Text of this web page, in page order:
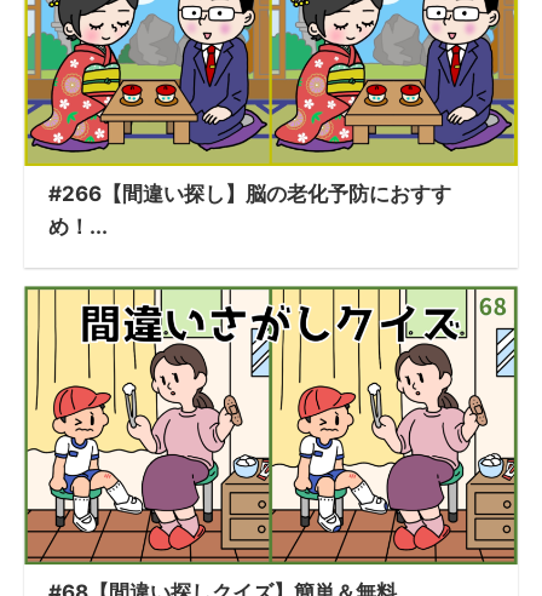
#266【間違い探し】脳の老化予防におすす
め！...